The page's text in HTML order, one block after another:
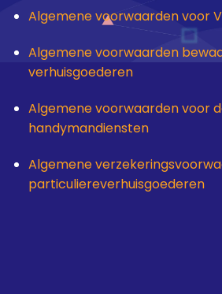
Algemene voorwaarden voor
Algemene voorwaarden
verhuisgoederen
Algemene voorwaarden voor
handymandiensten
Algemene
particuliereverhuisgoederen